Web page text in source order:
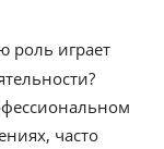
роль играет
часто